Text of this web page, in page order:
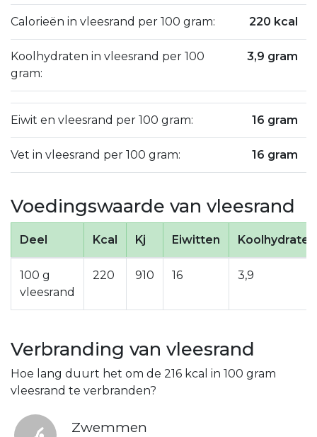
Calorieën in vleesrand per 100 gram: 220 kcal
Koolhydraten in vleesrand per 100
gram:
3,9 gram
Eiwit en vleesrand per 100 gram: 16 gram
Vet in vleesrand per 100 gram: 16 gram
Voedingswaarde van vleesrand
Deel Kcal Kj Eiwitten Koolhydraten
100 g
vleesrand
220 910 16 3,9
Verbranding van vleesrand
Hoe lang duurt het om de 216 kcal in 100 gram
vleesrand te verbranden?
Zwemmen